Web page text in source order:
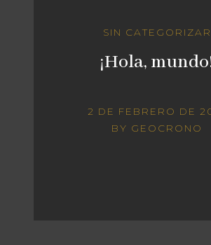
SIN CATEGORIZAR
¡Hola,
2 DE FEBRERO DE
BY GEOCRONO